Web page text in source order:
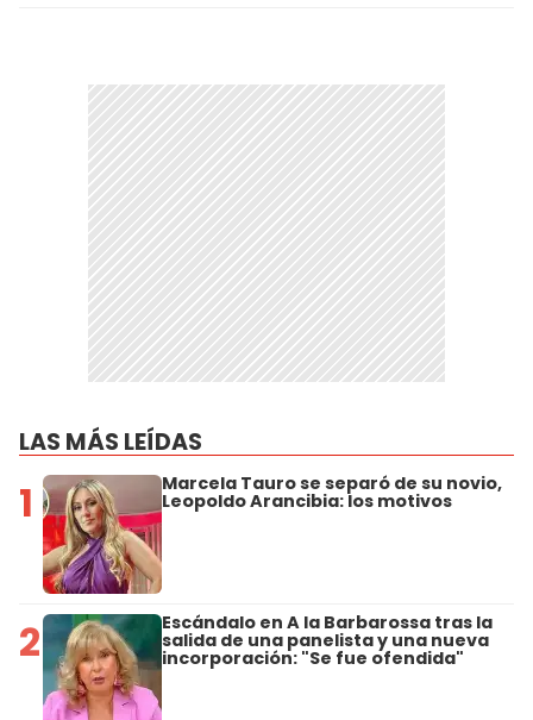
LAS MÁS LEÍDAS
1 Marcela Tauro se separó de su novio,
Leopoldo Arancibia: los motivos
2 Escándalo en A la Barbarossa tras la
salida de una panelista y una nueva
incorporación: "Se fue ofendida"